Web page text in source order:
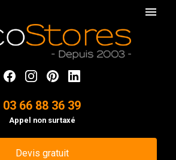
menu
03 66 88 36 39
Appel non surtaxé
Devis gratuit